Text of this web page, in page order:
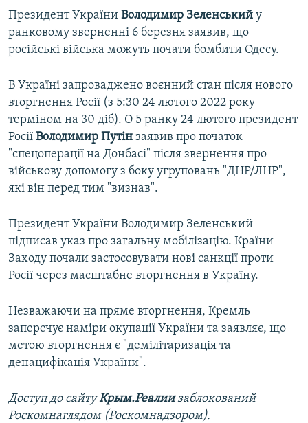
Президент України Володимир Зеленський у
ранковому зверненні 6 березня заявив, що
російські війська можуть почати бомбити Одесу.
В Україні запроваджено воєнний стан після нового
вторгнення Росії (з 5:30 24 лютого 2022 року
терміном на 30 діб). О 5 ранку 24 лютого президент
Росії Володимир Путін заявив про початок
"спецоперації на Донбасі" після звернення про
військову допомогу з боку угруповань "ДНР/ЛНР",
які він перед тим "визнав".
Президент України Володимир Зеленський
підписав указ про загальну мобілізацію. Країни
Заходу почали застосовувати нові санкції проти
Росії через масштабне вторгнення в Україну.
Незважаючи на пряме вторгнення, Кремль
заперечує наміри окупації України та заявляє, що
метою вторгнення є "демілітаризація та
денацифікація України".
Доступ до сайтуКрым.Реалиизаблокований
Роскомнаглядом (Роскомнадзором).